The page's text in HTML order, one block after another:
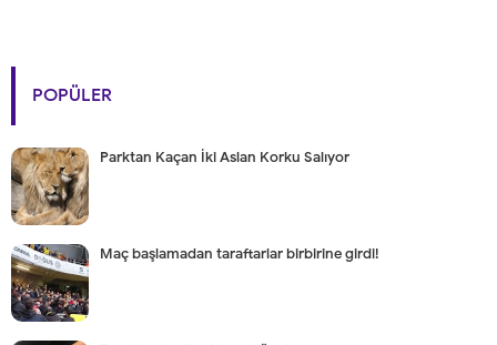
POPÜLER
Parktan Kaçan İki Aslan Korku Salıyor
Maç başlamadan taraftarlar birbirine girdi!